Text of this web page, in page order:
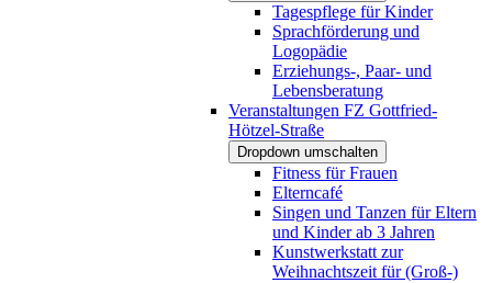
Tagespflege für Kinder
Sprachförderung und
Logopädie
Erziehungs-, Paar- und
Lebensberatung
Veranstaltungen FZ Gottfried-
Hötzel-Straße
Dropdown umschalten
Fitness für Frauen
Elterncafé
Singen und Tanzen für Eltern
und Kinder ab 3 Jahren
Kunstwerkstatt zur
Weihnachtszeit für (Groß-)